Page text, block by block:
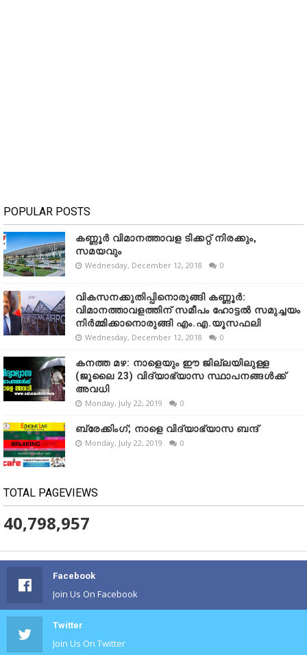
POPULAR POSTS
കണ്ണൂർ വിമാനത്താവള ടിക്കറ്റ് നിരക്കും,
സമയവും
Wednesday, December 12, 2018 0
വികസനക്കുതിപ്പിനൊരുങ്ങി കണ്ണൂർ:
വിമാനത്താവളത്തിന് സമീപം ഹോട്ടൽ സമുച്ചയം
നിർമ്മിക്കാനൊരുങ്ങി എം.എ.യൂസഫലി
Wednesday, December 12, 2018 0
കനത്ത മഴ: നാളെയും ഈ ജില്ലയിലുള്ള
(ജൂലൈ 23) വിദ്യാഭ്യാസ സ്ഥാപനങ്ങൾക്ക്
അവധി
Monday, July 22, 2019 0
ബ്രേക്കിംഗ്; നാളെ വിദ്യാഭ്യാസ ബന്ദ്
Monday, July 22, 2019 0
TOTAL PAGEVIEWS
40,798,957
Facebook
Join Us On Facebook
Twitter
Join Us On Twitter